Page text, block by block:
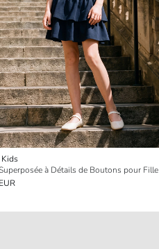
à Détails de Boutons pour Fille